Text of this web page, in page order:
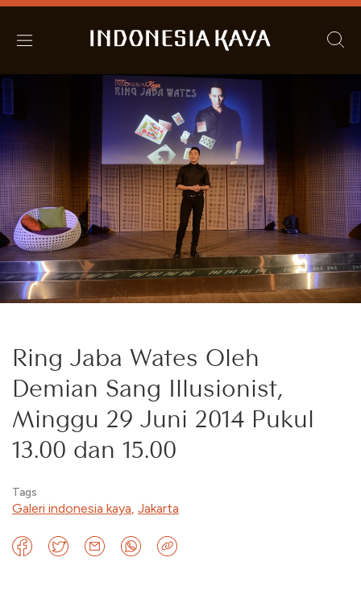
Ring Jaba Wates Oleh
Demian Sang Illusionist,
Minggu 29 Juni 2014 Pukul
13.00 dan 15.00
Tags
Galeri indonesia kaya, Jakarta